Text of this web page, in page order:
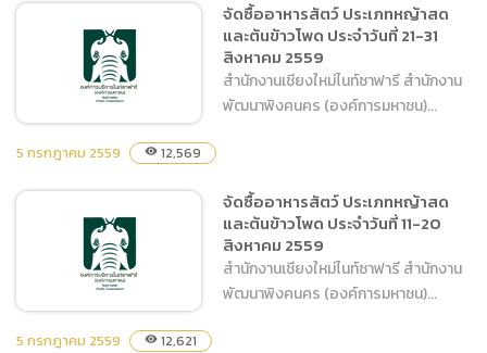
ขอจ้างเหมาบุคคลภายนอก
เพื่อช่วยปฏิบัติงานฝ่ายขาย
และวิจัยการตลาด
จัดซื้ออาหารสัตว์ ประเภท
หญ้าสดและต้นข้าวโพด ประจำ
วันที่ 21-31 สิงหาคม 2559
จัดซื้ออาหารสัตว์ ประเภทหญ้าสด
และต้นข้าวโพด ประจำวันที่ 21-31
สิงหาคม 2559
สำนักงานเชียงใหม่ไนท์ซาฟารี สำนักงาน
พัฒนาพิงคนคร (องค์การมหาชน)...
5 กรกฎาคม 2559 visibility 12,569
จัดซื้ออาหารสัตว์ ประเภทหญ้าสด
และต้นข้าวโพด ประจำวันที่ 11-20
สิงหาคม 2559
สำนักงานเชียงใหม่ไนท์ซาฟารี สำนักงาน
พัฒนาพิงคนคร (องค์การมหาชน)...
5 กรกฎาคม 2559 visibility 12,621